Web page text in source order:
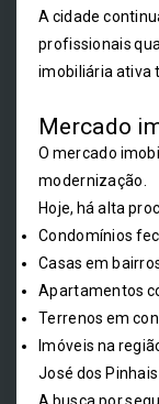
A cidade
profissionais
imobiliária ativa
Mercado
O mercado
modernização.
Hoje, há alta
Condomínios
Casas em
Apartamentos
Terrenos em
Imóveis na
José dos